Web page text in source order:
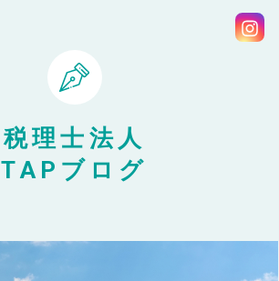
税理士法人
TAPブログ